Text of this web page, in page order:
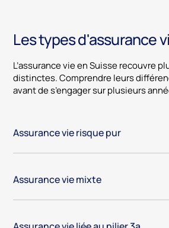
Les types d'assurance
L’assurance vie en Suisse recouvre
distinctes. Comprendre leurs
avant de s’engager sur plusieurs
Assurance vie risque pur
Assurance vie mixte